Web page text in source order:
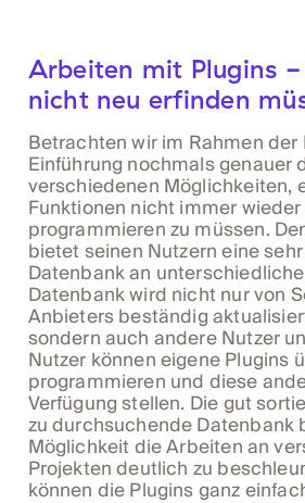
Arbeiten mit Plugins -
nicht neu erfinden
Betrachten wir im Rahmen
Einführung nochmals genauer
verschiedenen Möglichkeiten,
Funktionen nicht immer
programmieren zu müssen.
bietet seinen Nutzern eine
Datenbank an
Datenbank wird nicht nur von
Anbieters beständig
sondern auch andere Nutzer
Nutzer können eigene Plugins
programmieren und diese
Verfügung stellen. Die gut
zu durchsuchende Datenbank
Möglichkeit die Arbeiten an
Projekten deutlich zu
können die Plugins ganz